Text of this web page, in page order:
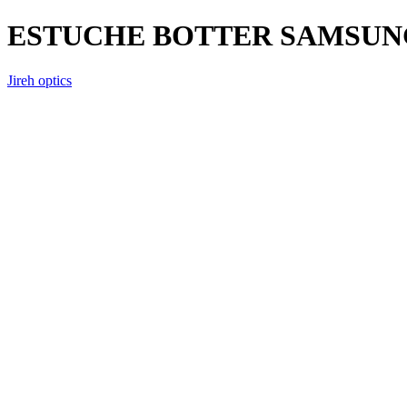
ESTUCHE BOTTER
Jireh optics